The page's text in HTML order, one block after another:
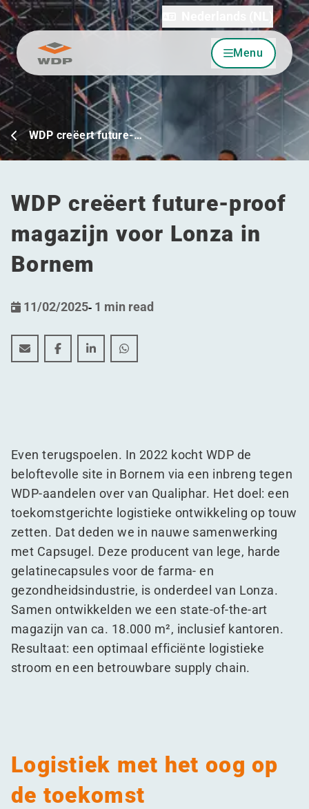
Ga naar inhoud Menu
WDP creëert future-…
WDP creëert future-proof
magazijn voor Lonza in
Bornem
11/02/2025- 1 min read
WDP creëert future-proof magazijn voor Lonza in
WDP creëert future-proof magazijn voor Lonza
WDP creëert future-proof magazijn voor
WDP creëert future-proof
Even terugspoelen. In 2022 kocht WDP de
beloftevolle site in Bornem via een inbreng tegen
WDP-aandelen over van Qualiphar. Het doel: een
toekomstgerichte logistieke ontwikkeling op touw
zetten. Dat deden we in nauwe samenwerking
met Capsugel. Deze producent van lege, harde
gelatinecapsules voor de farma- en
gezondheidsindustrie, is onderdeel van Lonza.
Samen ontwikkelden we een state-of-the-art
magazijn van ca. 18.000 m², inclusief kantoren.
Resultaat: een optimaal efficiënte logistieke
stroom en een betrouwbare supply chain.
Logistiek met het oog op
de toekomst